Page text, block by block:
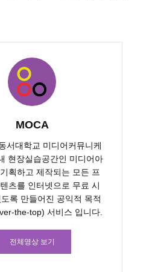
MOCA
서대학교 미디어커뮤니케
현장실습공간인 미디어아
획하고 제작되는 모든 프
츠를 인터넷으로 무료 시
록 만들어진 공익적 목적
the-top) 서비스 입니다.
전체영상 보기